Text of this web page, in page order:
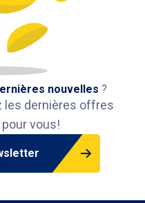
nouvelles ?
les dernières offres
vous!